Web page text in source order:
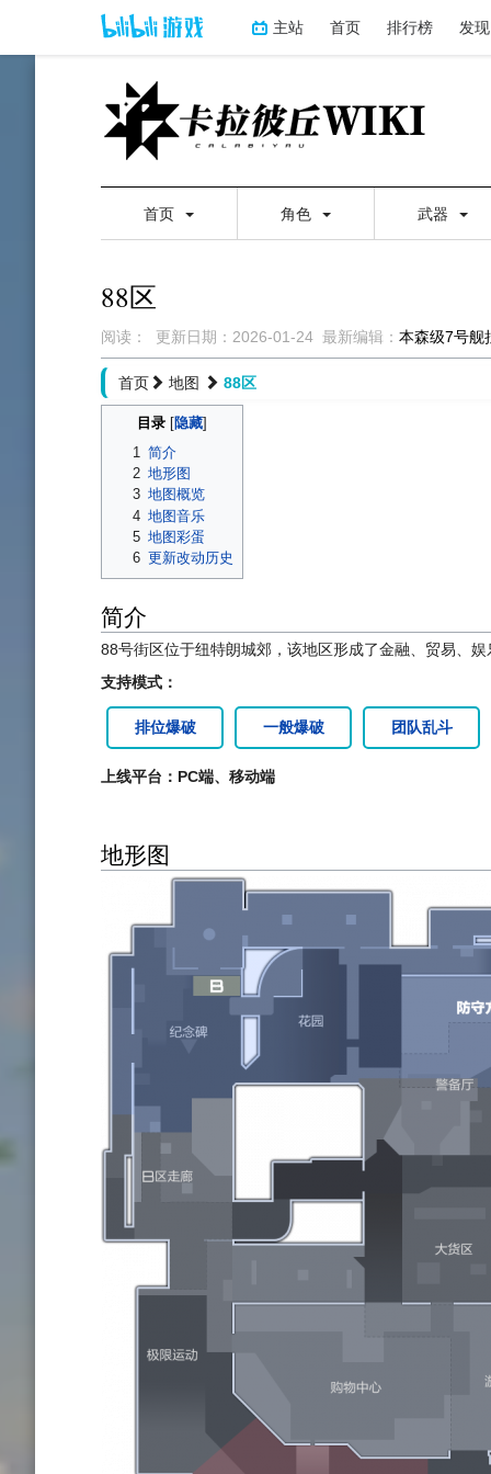
主站 首页 排行榜 发现
首页 角色 武器
88区
阅读： 更新日期： 2026-01-24 最新编辑： 本森级7号舰
跳
到
跳
到
首页 地图 88区
目录
1
简介
2 地形图
3 地图概览
4 地图音乐
5 地图彩蛋
6 更新改动历史
简介
88号街区位于纽特朗城郊，该地区形成了金融、贸易、
支持模式：
排位爆破 一般爆破 团队乱斗
上线平台：PC端、移动端
地形图